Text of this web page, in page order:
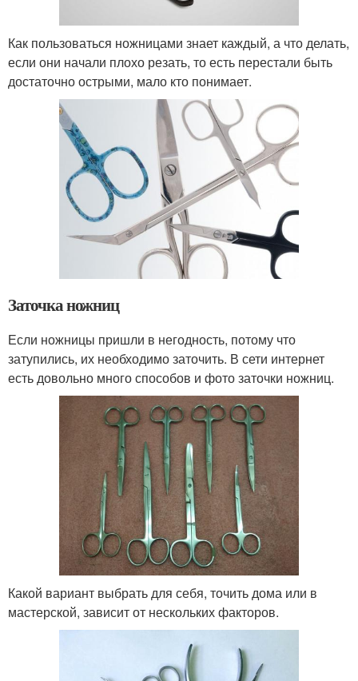
Как пользоваться ножницами знает каждый, а что делать,
если они начали плохо резать, то есть перестали быть
достаточно острыми, мало кто понимает.
Заточка ножниц
Если ножницы пришли в негодность, потому что
затупились, их необходимо заточить. В сети интернет
есть довольно много способов и фото заточки ножниц.
Какой вариант выбрать для себя, точить дома или в
мастерской, зависит от нескольких факторов.